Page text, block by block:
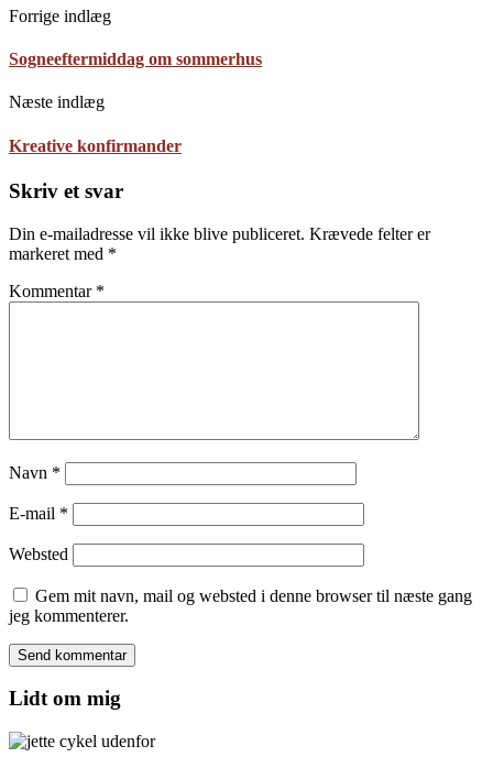
Forrige indlæg
Sogneeftermiddag om sommerhus
Næste indlæg
Kreative konfirmander
Skriv et svar
Din e-mailadresse vil ikke blive publiceret. Krævede felter er
markeret med *
Kommentar *
Navn *
E-mail *
Websted
Gem mit navn, mail og websted i denne browser til næste gang
jeg kommenterer.
Lidt om mig